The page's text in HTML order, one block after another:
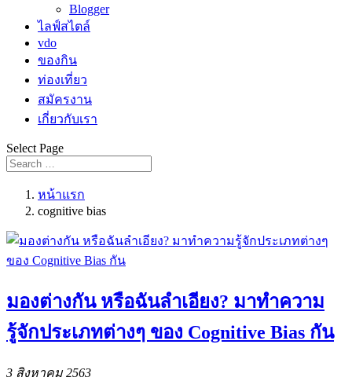
Blogger
ไลฟ์สไตล์
vdo
ของกิน
ท่องเที่ยว
สมัครงาน
เกี่ยวกับเรา
Select Page
หน้าแรก
cognitive bias
มองต่างกัน หรือฉันลำเอียง? มาทำความ
รู้จักประเภทต่างๆ ของ Cognitive Bias กัน
3 สิงหาคม 2563